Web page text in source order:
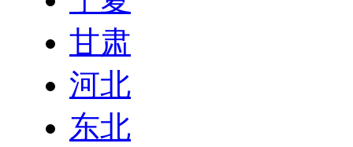
甘肃
河北
东北